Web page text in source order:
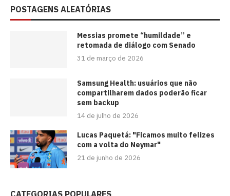
POSTAGENS ALEATÓRIAS
Messias promete “humildade” e
retomada de diálogo com Senado
31 de março de 2026
Samsung Health: usuários que não
compartilharem dados poderão ficar
sem backup
14 de julho de 2026
Lucas Paquetá: "Ficamos muito felizes
com a volta do Neymar"
21 de junho de 2026
CATEGORIAS POPULARES